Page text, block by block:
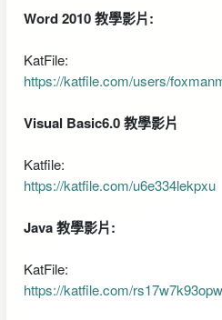
Word 2010 教學影片:
KatFile:
https://katfile.com/users/
Visual Basic6.0 教學影片
Katfile:
https://katfile.com/u6e334lekpxu
Java 教學影片:
KatFile:
https://katfile.com/rs17w7k93opw